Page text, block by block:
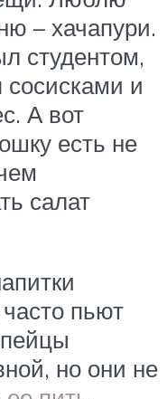
– хачапури.
студентом,
сосисками и
А вот
есть не
салат
пьют
но они не